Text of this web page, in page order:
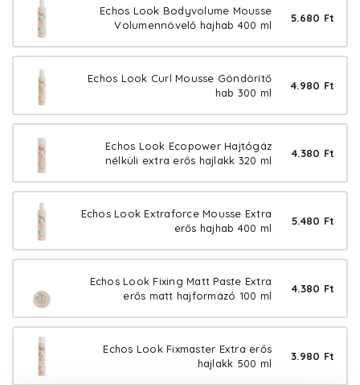
Echos Look Bodyvolume Mousse
Volumennövelő hajhab 400 ml
5.680 Ft
Echos Look Curl Mousse Göndörítő
hab 300 ml
4.980 Ft
Echos Look Ecopower Hajtógáz
nélküli extra erős hajlakk 320 ml
4.380 Ft
Echos Look Extraforce Mousse Extra
erős hajhab 400 ml
5.480 Ft
Echos Look Fixing Matt Paste Extra
erős matt hajformázó 100 ml
4.380 Ft
Echos Look Fixmaster Extra erős
hajlakk 500 ml
3.980 Ft